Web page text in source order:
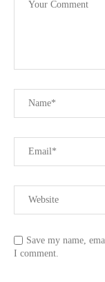
Save my name,
I comment.